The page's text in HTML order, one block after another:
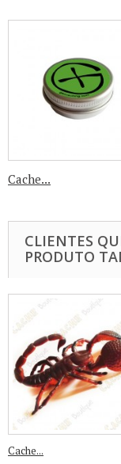
Cache...
CLIENTES
PRODUTO
Cache...